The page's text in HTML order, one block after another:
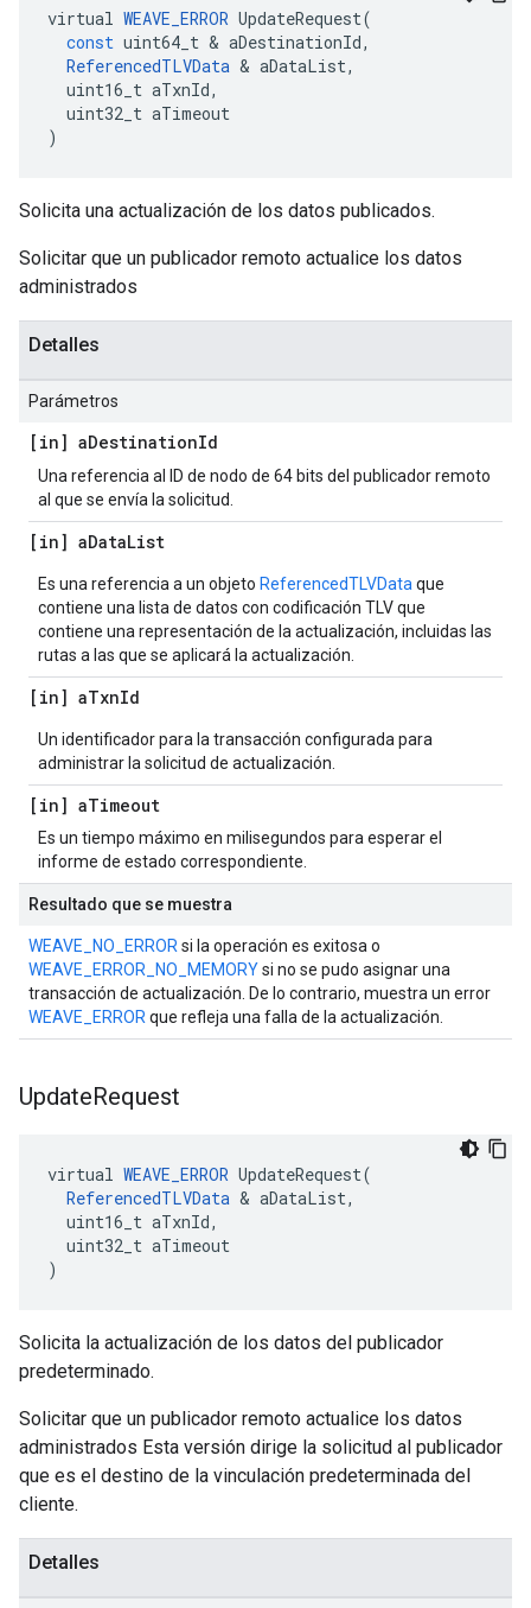
virtual WEAVE_ERROR UpdateRequest(
const uint64_t & aDestinationId,
ReferencedTLVData & aDataList,
uint16_t aTxnId,
uint32_t aTimeout
)
Solicita una actualización de los datos publicados.
Solicitar que un publicador remoto actualice los datos
administrados
Detalles
Parámetros
[in] aDestinationId
Una referencia al ID de nodo de 64 bits del publicador remoto
al que se envía la solicitud.
[in] aDataList
Es una referencia a un objeto ReferencedTLVData que
contiene una lista de datos con codificación TLV que
contiene una representación de la actualización, incluidas las
rutas a las que se aplicará la actualización.
[in] aTxnId
Un identificador para la transacción configurada para
administrar la solicitud de actualización.
[in] aTimeout
Es un tiempo máximo en milisegundos para esperar el
informe de estado correspondiente.
Resultado que se muestra
WEAVE_NO_ERROR si la operación es exitosa o
WEAVE_ERROR_NO_MEMORYsi no se pudo asignar una
transacción de actualización. De lo contrario, muestra un error
WEAVE_ERROR que refleja una falla de la actualización.
UpdateRequest
virtual WEAVE_ERROR UpdateRequest(
ReferencedTLVData & aDataList,
  uint16_t aTxnId,
  uint32_t aTimeout
)
Solicita la actualización de los datos del publicador
predeterminado.
Solicitar que un publicador remoto actualice los datos
administrados Esta versión dirige la solicitud al publicador
que es el destino de la vinculación predeterminada del
cliente.
Detalles